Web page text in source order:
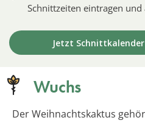
Schnittzeiten eintragen und
Jetzt
Wuchs
Der Weihnachtskaktus